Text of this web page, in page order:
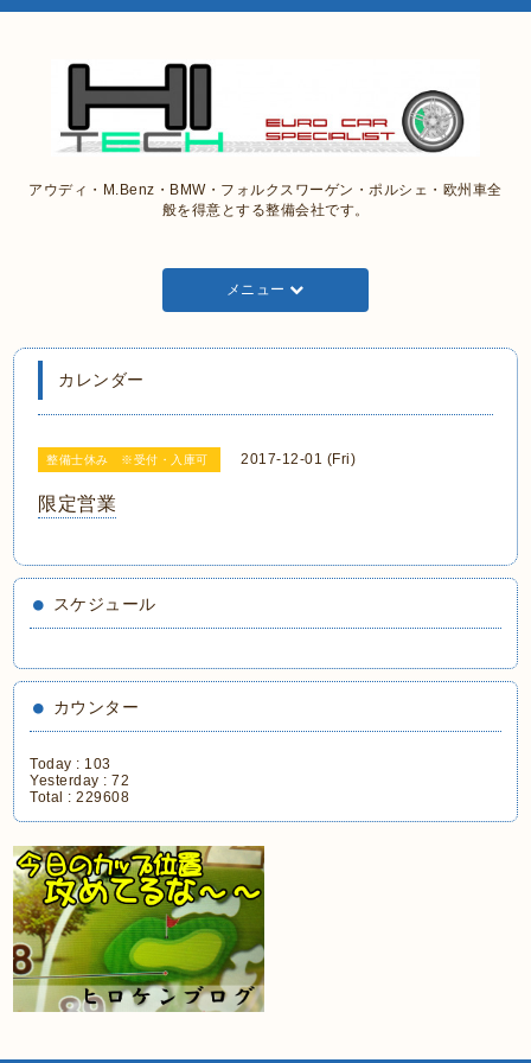
アウディ・M.Benz・BMW・フォルクスワーゲン・ポルシェ・欧州車全
般を得意とする整備会社です。
メニュー
カレンダー
整備士休み ※受付・入庫可 2017-12-01 (Fri)
限定営業
スケジュール
カウンター
Today : 103
Yesterday :72
Total :229608